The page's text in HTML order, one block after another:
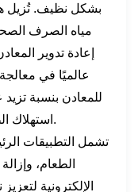
بشكل نظيف. تُزيل
مياه الصرف
إعادة تدوير
عالميًا في
استهلاك الطاقة وتكاليف معالجة غازات المداخن.
تشمل التطبيقات
الطعام،
الإلكترونية